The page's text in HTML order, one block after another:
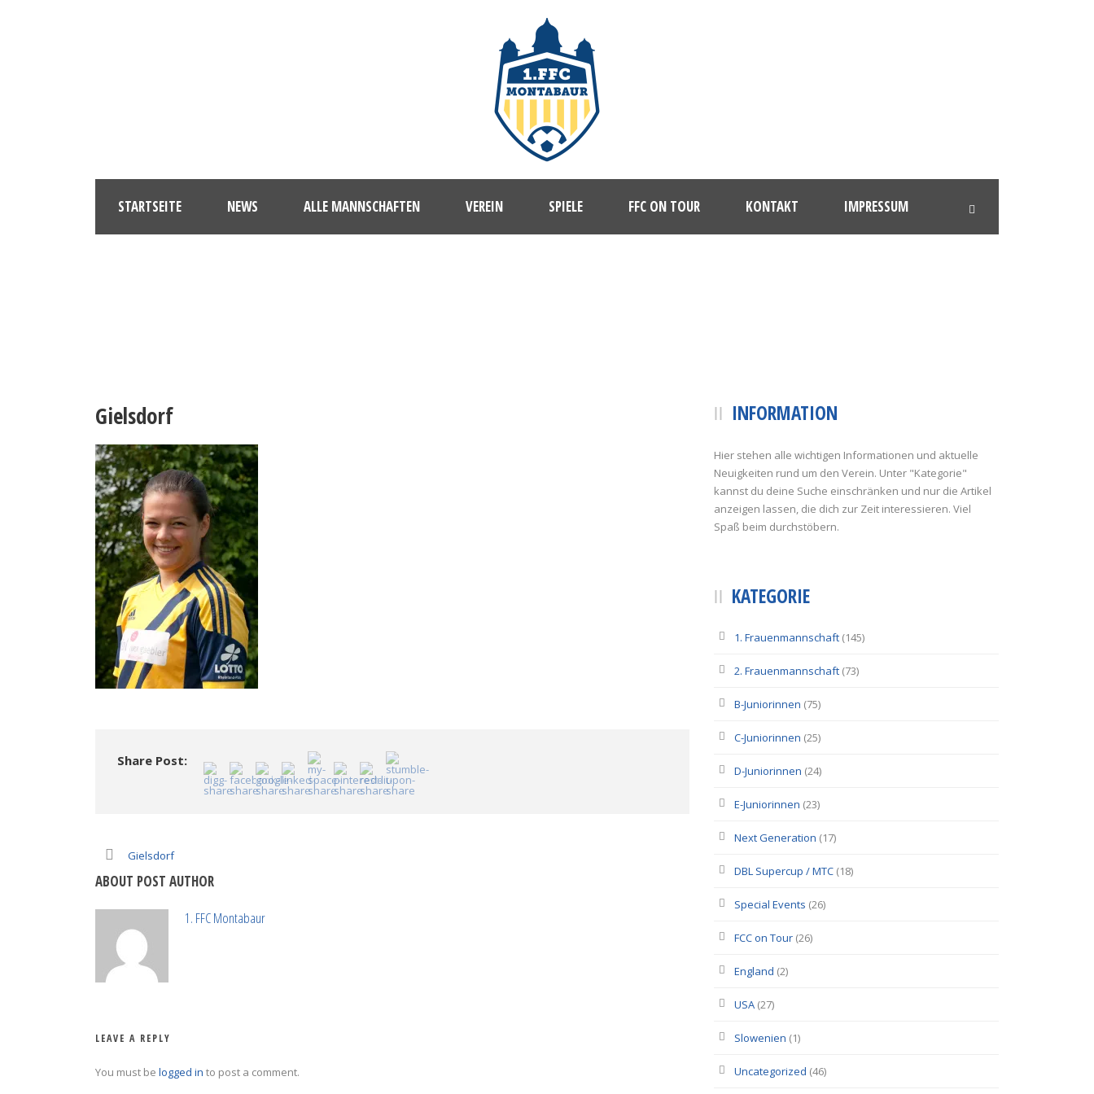
STARTSEITE NEWS ALLE MANNSCHAFTEN VEREIN SPIELE FFC ON TOUR KONTAKT IMPRESSUM
Gielsdorf
Share Post:
Gielsdorf
ABOUT POST AUTHOR
1. FFC Montabaur
LEAVE A REPLY
You must be logged in to post a comment.
INFORMATION
Hier stehen alle wichtigen Informationen und aktuelle
Neuigkeiten rund um den Verein. Unter "Kategorie"
kannst du deine Suche einschränken und nur die Artikel
anzeigen lassen, die dich zur Zeit interessieren. Viel
Spaß beim durchstöbern.
KATEGORIE
1. Frauenmannschaft (145)
2. Frauenmannschaft (73)
B-Juniorinnen (75)
C-Juniorinnen (25)
D-Juniorinnen (24)
E-Juniorinnen (23)
Next Generation (17)
DBL Supercup / MTC (18)
Special Events (26)
FCC on Tour (26)
England (2)
USA (27)
Slowenien (1)
Uncategorized (46)